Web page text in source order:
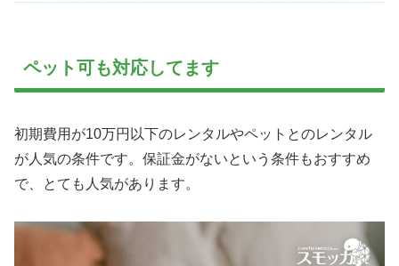
ペット可も対応してます
初期費用が10万円以下のレンタルやペットとのレンタル
が人気の条件です。保証金がないという条件もおすすめ
で、とても人気があります。